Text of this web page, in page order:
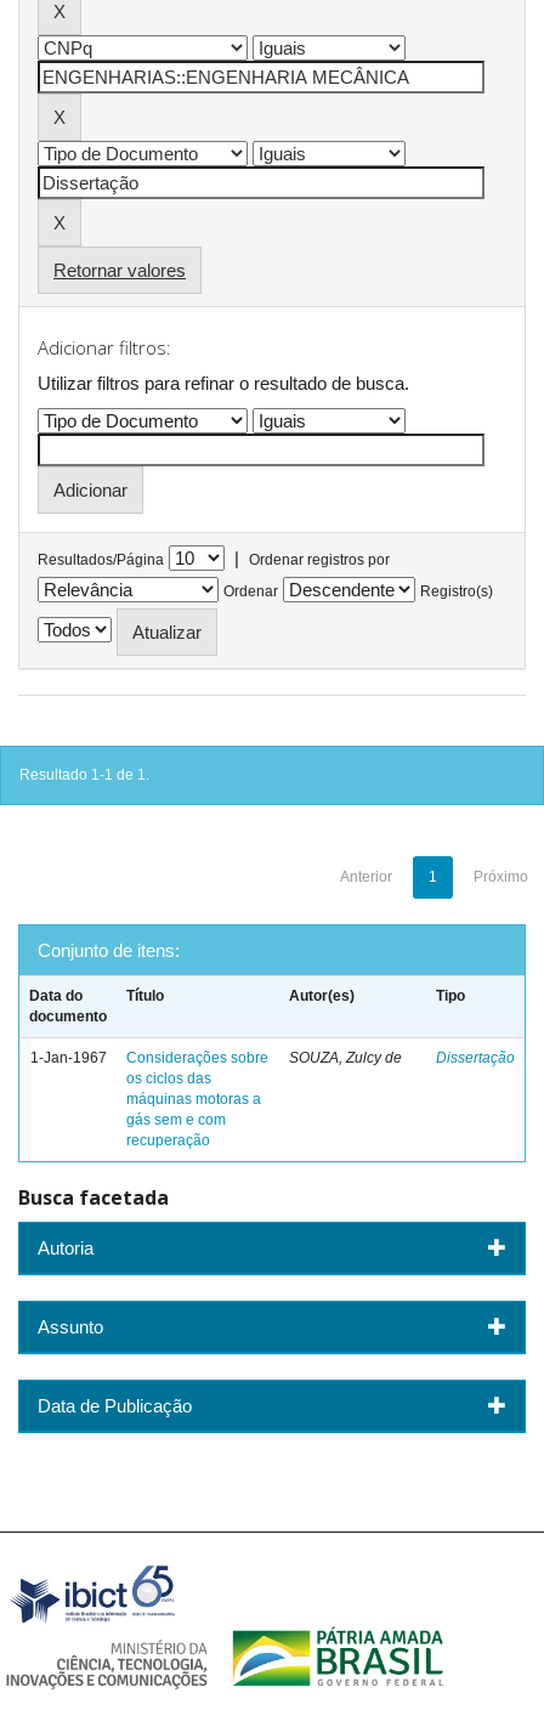
Retornar valores
Adicionar filtros:
Utilizar filtros para refinar o resultado de busca.
Resultados/Página |
Ordenar registros por
Ordenar
Registro(s)
Resultado 1-1 de 1.
Anterior 1 Próximo
Conjunto de itens:
Data do
documento
Título Autor(es) Tipo
1-Jan-1967
Considerações sobre
os ciclos das
máquinas motoras a
gás sem e com
recuperação
SOUZA, Zulcy de Dissertação
Busca facetada
Autoria
Assunto
Data de Publicação